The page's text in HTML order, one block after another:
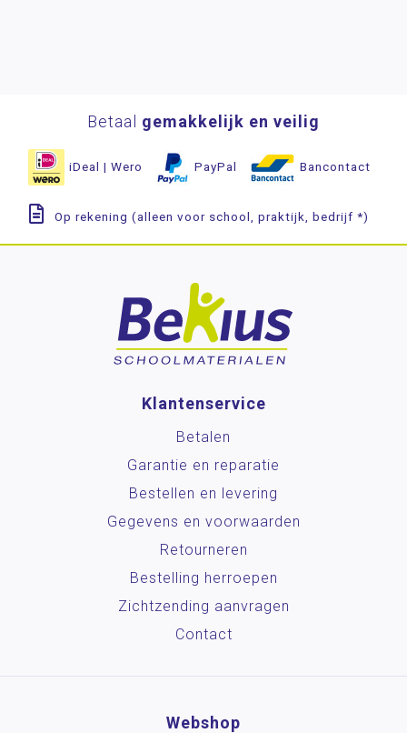
Betaal gemakkelijk en veilig
iDeal | Wero PayPal Bancontact
Op rekening (alleen voor school, praktijk, bedrijf *)
Klantenservice
Betalen
Garantie en reparatie
Bestellen en levering
Gegevens en voorwaarden
Retourneren
Bestelling herroepen
Zichtzending aanvragen
Contact
Webshop